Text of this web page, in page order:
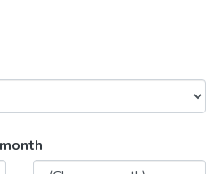
Linguistics, № 7 by